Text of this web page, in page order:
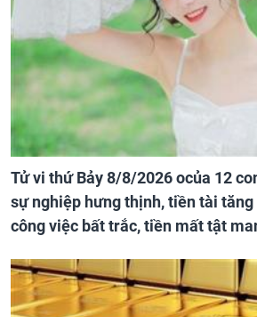
Tử vi thứ Bảy 8/8/2026 ocủa 12
sự nghiệp hưng thịnh, tiền tài tăng
công việc bất trắc, tiền mất tật